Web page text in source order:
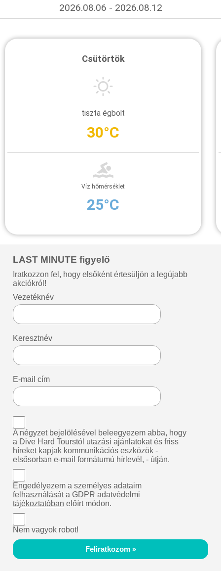
2026.08.06 - 2026.08.12
Csütörtök
tiszta égbolt
30°C
Víz hőmérséklet
25°C
LAST MINUTE figyelő
Iratkozzon fel, hogy elsőként értesüljön a legújabb
akciókról!
Vezetéknév
Keresztnév
E-mail cím
A négyzet bejelölésével beleegyezem abba, hogy
a Dive Hard Tourstól utazási ajánlatokat és friss
híreket kapjak kommunikációs eszközök -
elsősorban e-mail formátumú hírlevél, - útján.
Engedélyezem a személyes adataim
felhasználását aGDPR adatvédelmi
tájékoztatóban előírt módon.
Nem vagyok robot!
Feliratkozom »